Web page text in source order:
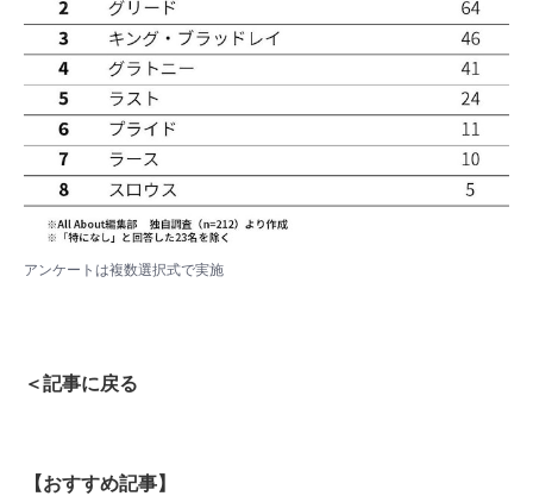
アンケートは複数選択式で実施
＜記事に戻る
【おすすめ記事】